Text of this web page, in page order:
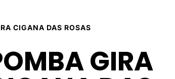
CIGANA DAS ROSAS
GIRA